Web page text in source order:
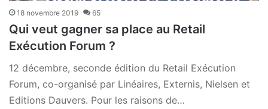
18 novembre 2019 65
Qui veut gagner sa place au Retail
Exécution Forum ?
12 décembre, seconde édition du Retail Exécution
Forum, co-organisé par Linéaires, Externis, Nielsen et
Editions Dauvers. Pour les raisons de…